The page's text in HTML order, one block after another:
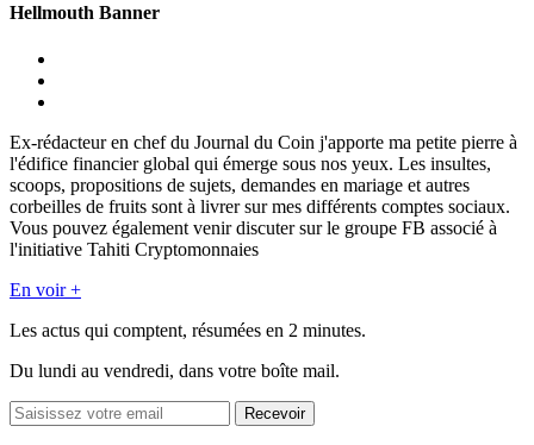
Hellmouth Banner
Ex-rédacteur en chef du Journal du Coin j'apporte ma petite pierre à
l'édifice financier global qui émerge sous nos yeux. Les insultes,
scoops, propositions de sujets, demandes en mariage et autres
corbeilles de fruits sont à livrer sur mes différents comptes sociaux.
Vous pouvez également venir discuter sur le groupe FB associé à
l'initiative Tahiti Cryptomonnaies
En voir +
Les actus qui comptent, résumées en 2 minutes.
Du lundi au vendredi, dans votre boîte mail.
Recevoir